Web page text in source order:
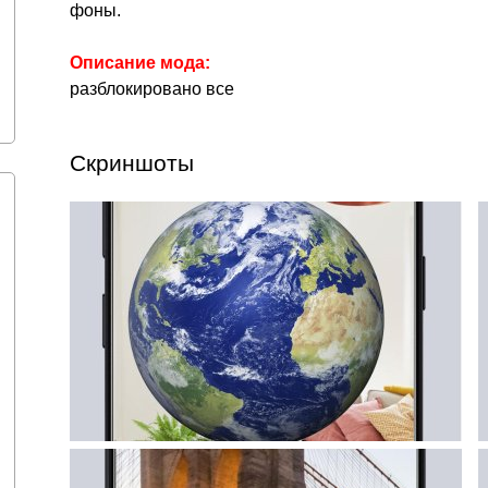
фоны.
Описание мода:
разблокировано все
Скриншоты